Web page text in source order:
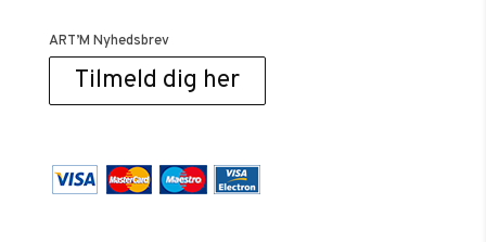
ART’M Nyhedsbrev
Tilmeld dig her